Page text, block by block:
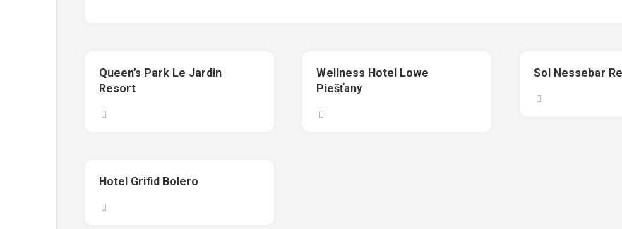
Queen’s Park Le Jardin
Resort
Wellness Hotel Lowe
Piešťany
Sol Nessebar
Hotel Grifid Bolero